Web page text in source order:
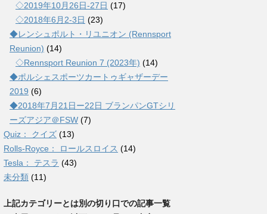
◇2019年10月26日-27日 (17)
◇2018年6月2-3日 (23)
◆レンシュポルト・リユニオン (Rennsport
Reunion) (14)
◇Rennsport Reunion 7 (2023年) (14)
◆ポルシェスポーツカートゥギャザーデー
2019 (6)
◆2018年7月21日ー22日 ブランパンGTシリ
ーズアジア＠FSW (7)
Quiz： クイズ (13)
Rolls-Royce： ロールスロイス (14)
Tesla： テスラ (43)
未分類 (11)
上記カテゴリーとは別の切り口での記事一覧